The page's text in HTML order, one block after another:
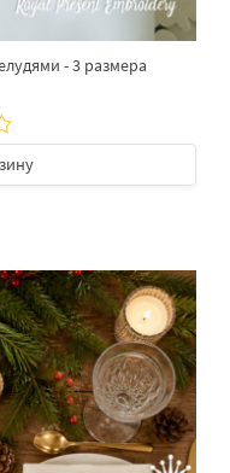
- 3 размера